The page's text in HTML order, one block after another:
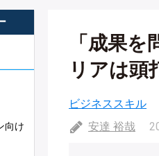
向け
「成果
リアは頭
ビジネススキル
安達 裕哉